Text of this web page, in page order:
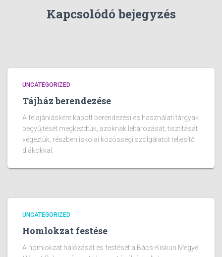
Kapcsolódó bejegyzés
UNCATEGORIZED
Tájház berendezése
A felajánlásként kapott berendezési és használati tárgyak
begyűjtését megkezdtük, azoknak leltározását, tisztítását
végeztük, részben iskolai közösségi szolgálatot teljesítő
diákokkal.
UNCATEGORIZED
Homlokzat festése
A homlokzat hálózását és festését a Bács-Kiskun Megyei